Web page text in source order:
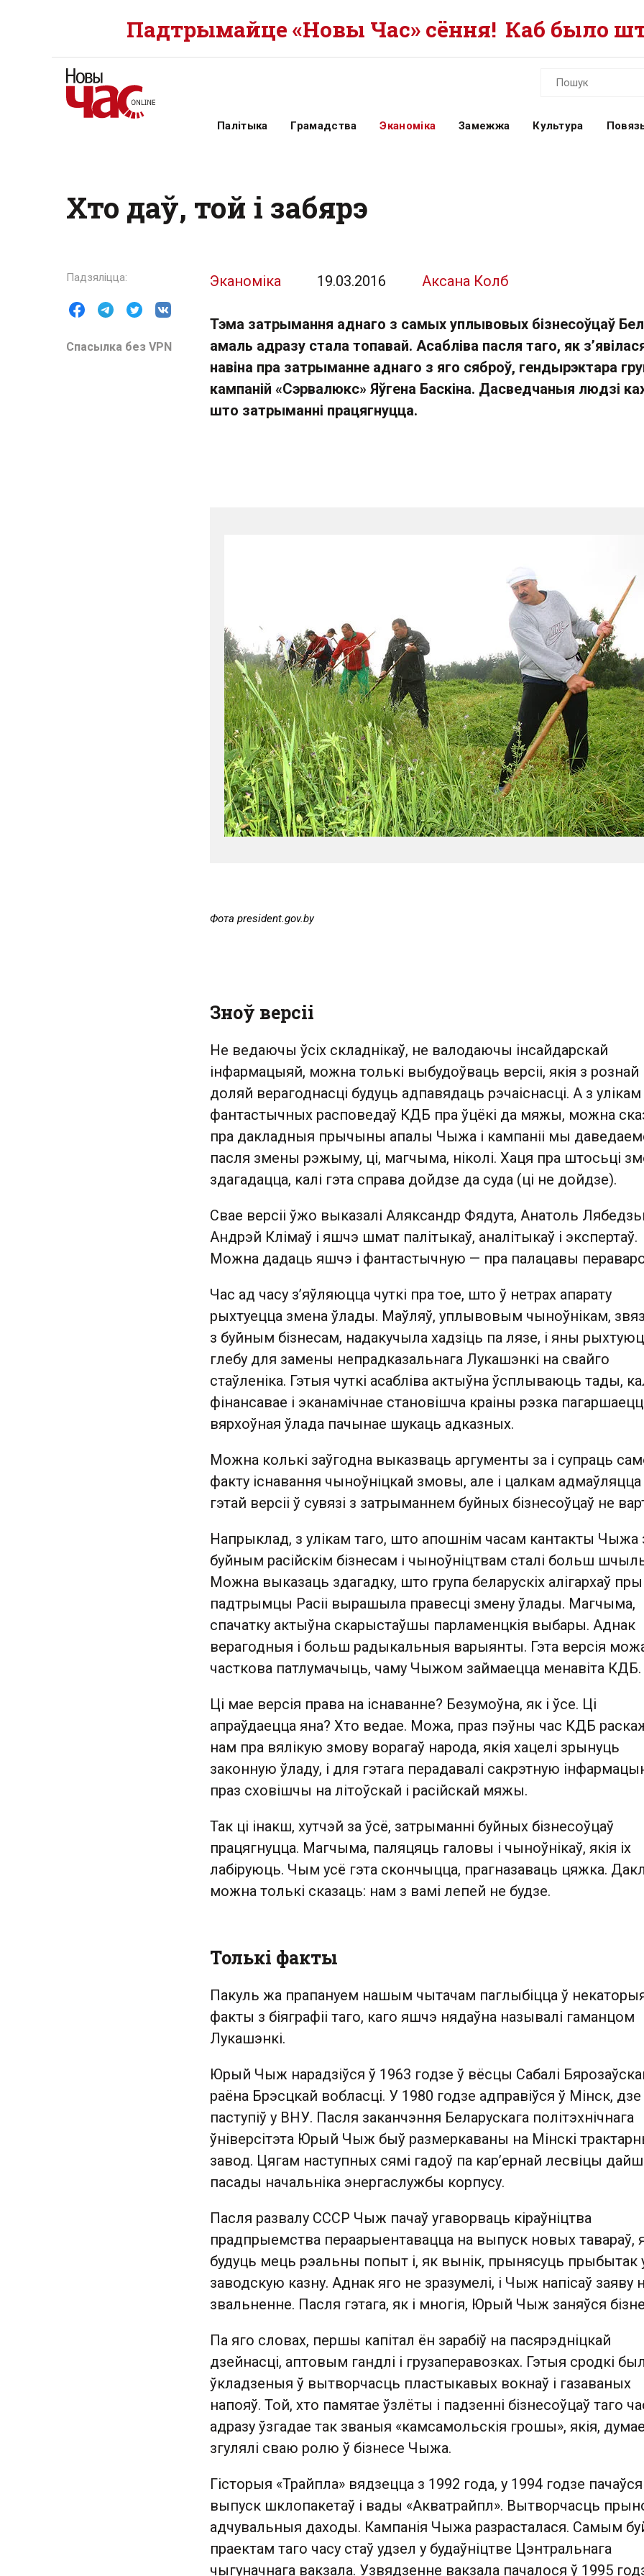
Падтрымайце «Новы Час» сёння! Каб было
Палітыка Грамадства Эканоміка Замежжа Культура
Хто даў, той і забярэ
Спасылка без VPN
Эканоміка 19.03.2016 Аксана Колб
Тэма затрымання аднаго з самых уплывовых бізнесоўцаў
амаль адразу стала топавай. Асабліва пасля таго, як
навіна пра затрыманне аднаго з яго сяброў, гендырэктара
кампаній «Сэрвалюкс» Яўгена Баскіна. Дасведчаныя людзі
што затрыманні працягнуцца.
Фота president.gov.by
Зноў версіі
Не ведаючы ўсіх складнікаў, не валодаючы інсайдарскай
інфармацыяй, можна толькі выбудоўваць версіі, якія з рознай
доляй верагоднасці будуць адпавядаць рэчаіснасці. А з улікам
фантастычных расповедаў КДБ пра ўцёкі да мяжы, можна
пра дакладныя прычыны апалы Чыжа і кампаніі мы
пасля змены рэжыму, ці, магчыма, ніколі. Хаця пра штосьці
здагадацца, калі гэта справа дойдзе да суда (ці не дойдзе).
Свае версіі ўжо выказалі Аляксандр Фядута, Анатоль
Андрэй Клімаў і яшчэ шмат палітыкаў, аналітыкаў і экспертаў.
Можна дадаць яшчэ і фантастычную — пра палацавы
Час ад часу з’яўляюцца чуткі пра тое, што ў нетрах апарату
рыхтуецца змена ўлады. Маўляў, уплывовым чыноўнікам,
з буйным бізнесам, надакучыла хадзіць па лязе, і яны
глебу для замены непрадказальнага Лукашэнкі на свайго
стаўленіка. Гэтыя чуткі асабліва актыўна ўсплываюць тады,
фінансавае і эканамічнае становішча краіны рэзка
вярхоўная ўлада пачынае шукаць адказных.
Можна колькі заўгодна выказваць аргументы за і супраць
факту існавання чыноўніцкай змовы, але і цалкам адмаўляцца
гэтай версіі ў сувязі з затрыманнем буйных бізнесоўцаў не
Напрыклад, з улікам таго, што апошнім часам кантакты Чыжа
буйным расійскім бізнесам і чыноўніцтвам сталі больш
Можна выказаць здагадку, што група беларускіх алігархаў пры
падтрымцы Расіі вырашыла правесці змену ўлады. Магчыма,
спачатку актыўна скарыстаўшы парламенцкія выбары. Аднак
верагодныя і больш радыкальныя варыянты. Гэта версія
часткова патлумачыць, чаму Чыжом займаецца менавіта КДБ.
Ці мае версія права на існаванне? Безумоўна, як і ўсе. Ці
апраўдаецца яна? Хто ведае. Можа, праз пэўны час КДБ
нам пра вялікую змову ворагаў народа, якія хацелі зрынуць
законную ўладу, і для гэтага перадавалі сакрэтную
праз сховішчы на літоўскай і расійскай мяжы.
Так ці інакш, хутчэй за ўсё, затрыманні буйных бізнесоўцаў
працягнуцца. Магчыма, паляцяць галовы і чыноўнікаў, якія іх
лабіруюць. Чым усё гэта скончыцца, прагназаваць цяжка.
можна толькі сказаць: нам з вамі лепей не будзе.
Толькі факты
Пакуль жа прапануем нашым чытачам паглыбіцца ў
факты з біяграфіі таго, каго яшчэ нядаўна называлі гаманцом
Лукашэнкі.
Юрый Чыж нарадзіўся ў 1963 годзе ў вёсцы Сабалі
раёна Брэсцкай вобласці. У 1980 годзе адправіўся ў Мінск, дзе
паступіў у ВНУ. Пасля заканчэння Беларускага політэхнічнага
ўніверсітэта Юрый Чыж быў размеркаваны на Мінскі
завод. Цягам наступных сямі гадоў па кар’ернай лесвіцы
пасады начальніка энергаслужбы корпусу.
Пасля развалу СССР Чыж пачаў угаворваць кіраўніцтва
прадпрыемства пераарыентавацца на выпуск новых тавараў,
будуць мець рэальны попыт і, як вынік, прынясуць прыбытак
заводскую казну. Аднак яго не зразумелі, і Чыж напісаў заяву
звальненне. Пасля гэтага, як і многія, Юрый Чыж заняўся
Па яго словах, першы капітал ён зарабіў на пасярэдніцкай
дзейнасці, аптовым гандлі і грузаперавозках. Гэтыя сродкі
ўкладзеныя ў вытворчасць пластыкавых вокнаў і газаваных
напояў. Той, хто памятае ўзлёты і падзенні бізнесоўцаў таго
адразу ўзгадае так званыя «камсамольскія грошы», якія,
згулялі сваю ролю ў бізнесе Чыжа.
Гісторыя «Трайпла» вядзецца з 1992 года, у 1994 годзе пачаўся
выпуск шклопакетаў і вады «Акватрайпл». Вытворчасць
адчувальныя даходы. Кампанія Чыжа разрасталася. Самым
праектам таго часу стаў удзел у будаўніцтве Цэнтральнага
чыгуначнага вакзала. Узвядзенне вакзала пачалося ў 1995